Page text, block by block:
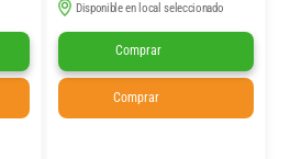
Disponible en local seleccionado
Comprar
Comprar